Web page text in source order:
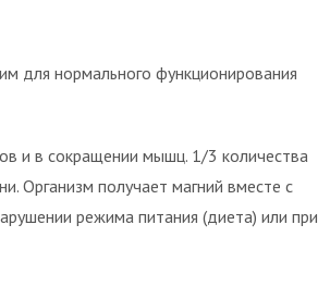
для нормального функционирования
и в сокращении мышц. 1/3 количества
Организм получает магний вместе с
режима питания (диета) или при